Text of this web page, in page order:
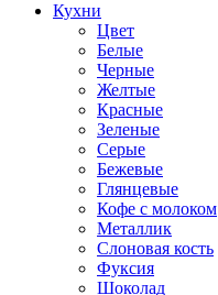
Кухни
Цвет
Белые
Черные
Желтые
Красные
Зеленые
Серые
Бежевые
Глянцевые
Кофе с молоком
Металлик
Слоновая кость
Фуксия
Шоколад